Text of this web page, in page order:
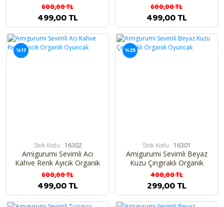
600,00 TL
499,00 TL
600,00 TL
499,00 TL
%17
Stok Kodu : 16302
Amigurumi Sevimli Acı
Kahve Renk Ayıcık Organik
Oyuncak
600,00 TL
499,00 TL
%25
Stok Kodu : 16301
Amigurumi Sevimli Beyaz
Kuzu Çıngıraklı Organik
Oyuncak
400,00 TL
299,00 TL